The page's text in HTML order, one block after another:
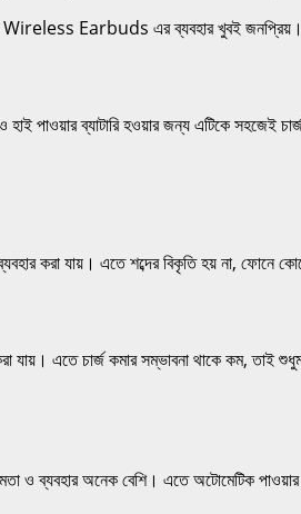
Wireless Earbuds এর ব্যবহার খুবই জনপ্রিয়।
পাওয়ার ব্যাটারি হওয়ার জন্য এটিকে সহজেই
করা যায়। এতে শব্দের বিকৃতি হয় না,
চার্জ কমার সম্ভাবনা থাকে কম, তাই
অনেক বেশি। এতে অটোমেটিক পাওয়ার